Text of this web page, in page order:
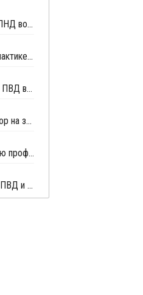
Total объявила форс-мажор на поставки ПНД во Франции
ExxonMobil приступила к плановой профилактике на крекинг-установке во Франции
LyondellBasell возобновила работу завода ПВД во Франции
Total Petrochemicals объявила форс-мажор на заводе ЭВА во французском Гонфревилле
Total в в начале ноября завершит плановую профилактику на НПЗ в Гонфревилле
LyondellBasell возобновила производство ПВД и ПП во Франции